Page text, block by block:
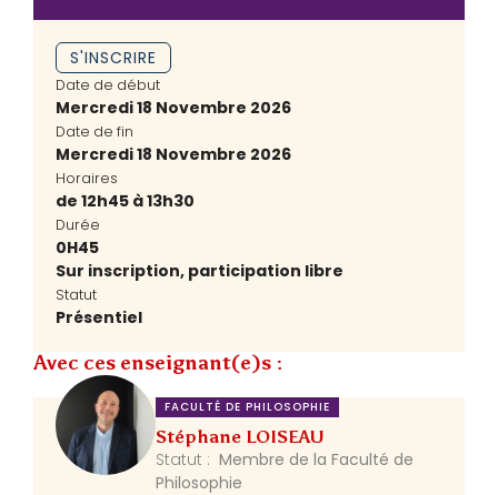
S'INSCRIRE
Date de début
Mercredi 18 Novembre 2026
Date de fin
Mercredi 18 Novembre 2026
Horaires
de 12h45 à 13h30
Durée
0H45
Sur inscription, participation libre
Statut
Présentiel
Avec ces enseignant(e)s :
FACULTÉ DE PHILOSOPHIE
Stéphane LOISEAU
Statut : Membre de la Faculté de
Philosophie